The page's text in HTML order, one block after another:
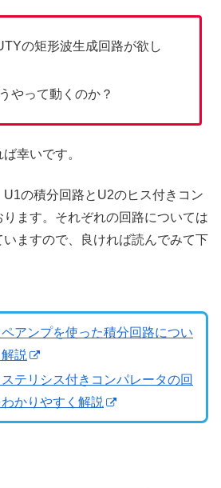
の矩形波生成回路が欲し
やって動くのか？
幸いです。
の積分回路とU2のヒス付きコン
ます。それぞれの回路については
いますので、良ければ読んでみて下
ペアンプを使った積分回路につい
説
ステリシス付きコンパレータの回
かりやすく解説